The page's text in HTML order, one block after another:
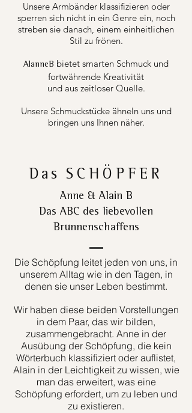
Unsere Armbänder klassifizieren oder
sperren sich nicht in ein Genre ein, noch
streben sie danach, einem einheitlichen
Stil zu frönen.
AlanneB bietet smarten Schmuck und
fortwährende Kreativität
und aus zeitloser Quelle.
Unsere Schmuckstücke ähneln uns und
bringen uns Ihnen näher.
Das SCHÖPFER
Anne & Alain B
Das ABC des liebevollen
Brunnenschaffens
Die Schöpfung leitet jeden von uns, in
unserem Alltag wie in den Tagen, in
denen sie unser Leben bestimmt.
Wir haben diese beiden Vorstellungen
in dem Paar, das wir bilden,
zusammengebracht. Anne in der
Ausübung der Schöpfung, die kein
Wörterbuch klassifiziert oder auflistet,
Alain in der Leichtigkeit zu wissen, wie
man das erweitert, was eine
Schöpfung erfordert, um zu leben und
zu existieren.